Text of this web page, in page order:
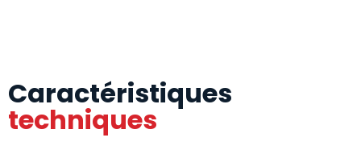
Caractéristiques
techniques